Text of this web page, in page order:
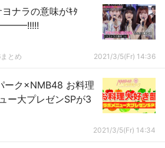
ナラの意味がｷﾀ
とめ 2021/3/5(Fr) 14:36
ーク×NMB48 お料理
ー大プレゼンSPが3
2021/3/5(Fr) 14:34